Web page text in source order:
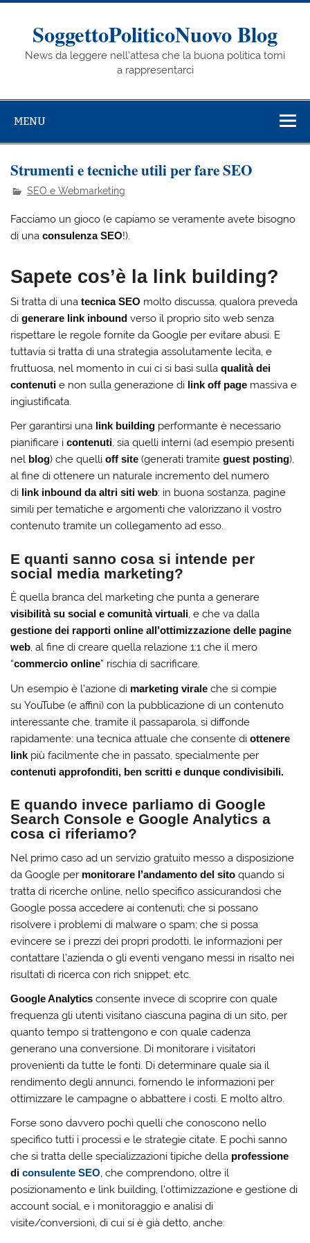
Skip
contentSoggettoPoliticoNuovo Blog
News da leggere nell'attesa che la buona politica torni
a rappresentarci
MENU
Strumenti e tecniche utili per fare SEO
SEO e Webmarketing
Facciamo un gioco (e capiamo se veramente avete bisogno
di unaconsulenza SEO!).
Sapete cos’è la link building?
Si tratta di unatecnica SEO molto discussa, qualora preveda
digenerare link inboundverso il proprio sito web senza
rispettare le regole fornite da Google per evitare abusi. E
tuttavia si tratta di una strategia assolutamente lecita, e
fruttuosa, nel momento in cui ci si basi sullaqualità dei
contenuti e non sulla generazione di link off page massiva e
ingiustificata.
Per garantirsi una link building performante è necessario
pianificare icontenuti, sia quelli interni (ad esempio presenti
nel blog) che quellioff site (generati tramiteguest posting),
al fine di ottenere un naturale incremento del numero
di link inbound da altri siti web: in buona sostanza, pagine
simili per tematiche e argomenti che valorizzano il vostro
contenuto tramite un collegamento ad esso.
E quanti sanno cosa si intende per
social media marketing?
È quella branca del marketing che punta a generare
visibilità su social e comunità virtuali, e che va dalla
gestione dei rapporti online all’ottimizzazione delle pagine
web, al fine di creare quella relazione 1:1 che il mero
“commercio online” rischia di sacrificare.
Un esempio è l’azione di marketing virale che si compie
su YouTube (e affini) con la pubblicazione di un contenuto
interessante che, tramite il passaparola, si diffonde
rapidamente: una tecnica attuale che consente diottenere
linkpiù facilmente che in passato, specialmente per
contenuti approfonditi, ben scritti e dunque condivisibili.
E quando invece parliamo diGoogle
Search Console e Google Analytics a
cosa ci riferiamo?
Nel primo caso ad un servizio gratuito messo a disposizione
da Google per monitorare l’andamento del sito quando si
tratta di ricerche online, nello specifico assicurandosi che
Google possa accedere ai contenuti; che si possano
risolvere i problemi di malware o spam; che si possa
evincere se i prezzi dei propri prodotti, le informazioni per
contattare l’azienda o gli eventi vengano messi in risalto nei
risultati di ricerca con rich snippet; etc.
Google Analytics consente invece di scoprire con quale
frequenza gli utenti visitano ciascuna pagina di un sito, per
quanto tempo si trattengono e con quale cadenza
generano una conversione. Di monitorare i visitatori
provenienti da tutte le fonti. Di determinare quale sia il
rendimento degli annunci, fornendo le informazioni per
ottimizzare le campagne o abbattere i costi. E molto altro.
Forse sono davvero pochi quelli che conoscono nello
specifico tutti i processi e le strategie citate. E pochi sanno
che si tratta delle specializzazioni tipiche della professione
di consulente SEO, che comprendono, oltre il
posizionamento e link building, l’ottimizzazione e gestione di
account social, e i monitoraggio e analisi di
visite/conversioni, di cui si è già detto, anche: